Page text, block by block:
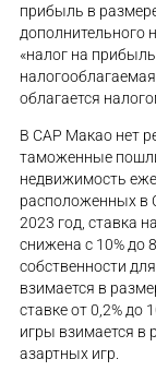
прибыль в
дополнительного
«налог на
облагается
В САР Макао нет
таможенные
недвижимость
расположенных в
2023 год, ставка
снижена с 10% до
собственности
взимается в
ставке от 0,2% до
игры взимается в
азартных игр.